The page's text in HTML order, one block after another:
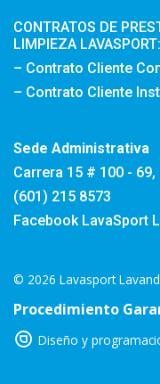
CONTRATOS DE
LIMPIEZA LAVASPORT:
– Contrato Cliente
– Contrato Cliente
Sede Administrativa
Carrera 15 # 100 -
(601) 215 8573
Facebook LavaSport
© 2026 Lavasport
Procedimiento
Diseño y